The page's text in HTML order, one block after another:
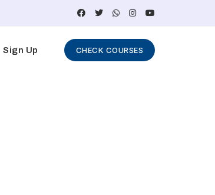
Sign Up CHECK COURSES